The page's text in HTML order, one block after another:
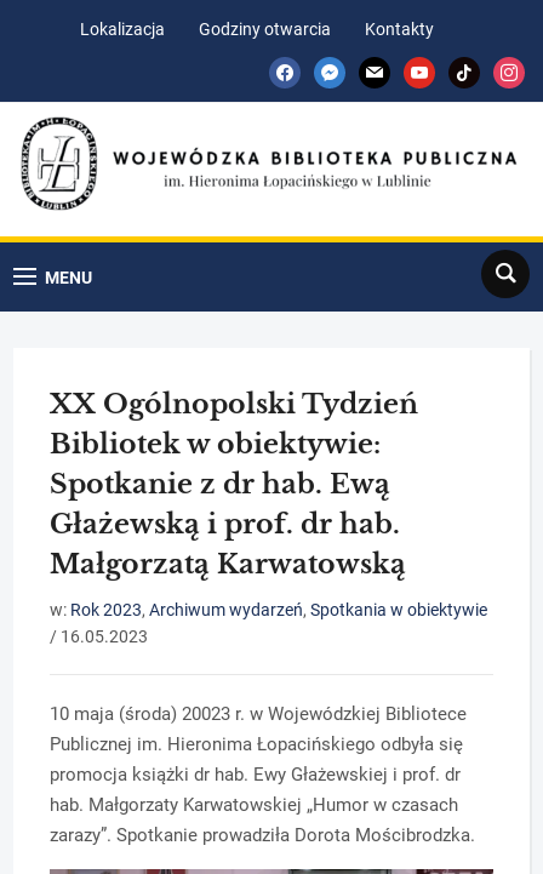
Lokalizacja Godziny otwarcia
Kontakty
facebookmessenger
mail youtubetiktok
MENU
Search
XX Ogólnopolski Tydzień
Bibliotek w obiektywie:
Spotkanie z dr hab. Ewą
Głażewską i prof. dr hab.
Małgorzatą Karwatowską
w: Rok 2023,Archiwum wydarzeń,Spotkania w obiektywie
/ 16.05.2023
10 maja (środa) 20023 r. w Wojewódzkiej Bibliotece
Publicznej im. Hieronima Łopacińskiego odbyła się
promocja książki dr hab. Ewy Głażewskiej i prof. dr
hab. Małgorzaty Karwatowskiej „Humor w czasach
zarazy”. Spotkanie prowadziła Dorota Mościbrodzka.